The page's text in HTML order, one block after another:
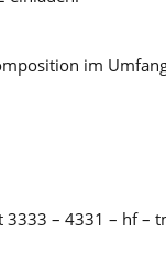
im
– 4331 – hf –